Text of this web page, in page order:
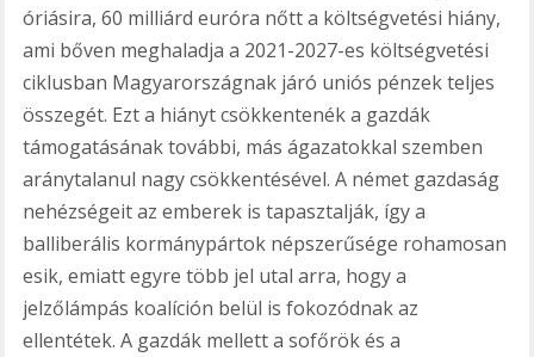
óriásira, 60 milliárd euróra nőtt a költségvetési hiány,
ami bőven meghaladja a 2021-2027-es költségvetési
ciklusban Magyarországnak járó uniós pénzek teljes
összegét. Ezt a hiányt csökkentenék a gazdák
támogatásának további, más ágazatokkal szemben
aránytalanul nagy csökkentésével. A német gazdaság
nehézségeit az emberek is tapasztalják, így a
balliberális kormánypártok népszerűsége rohamosan
esik, emiatt egyre több jel utal arra, hogy a
jelzőlámpás koalíción belül is fokozódnak az
ellentétek. A gazdák mellett a sofőrök és a